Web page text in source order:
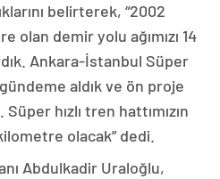
belirterek, “2002
olan demir yolu ağımızı 14
Ankara-İstanbul Süper
aldık ve ön proje
Süper hızlı tren hattımızın
olacak” dedi.
Abdulkadir Uraloğlu,